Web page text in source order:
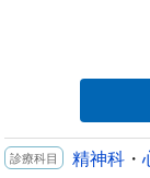
精神科 ・